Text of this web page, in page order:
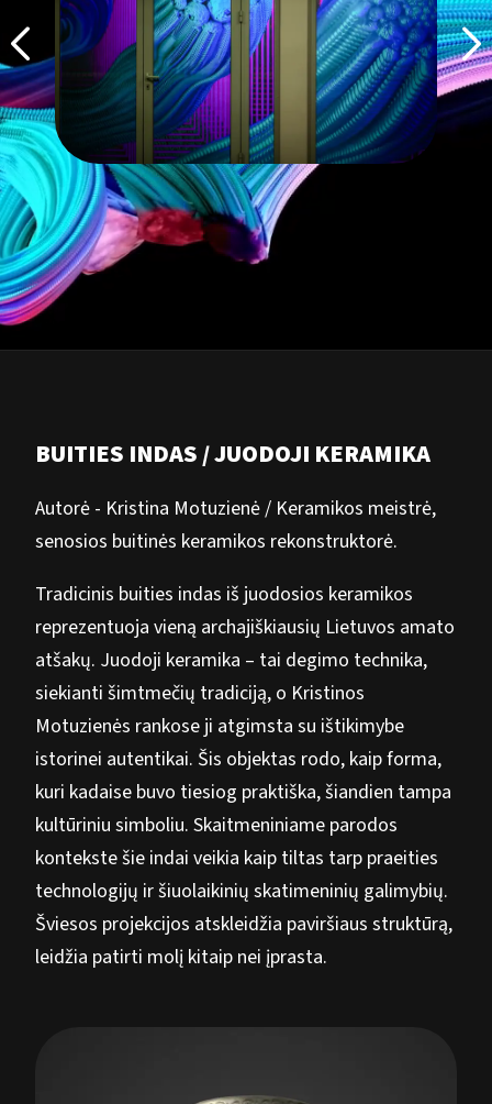
BUITIES INDAS / JUODOJI KERAMIKA
Autorė - Kristina Motuzienė / Keramikos meistrė,
senosios buitinės keramikos rekonstruktorė.
Tradicinis buities indas iš juodosios keramikos
reprezentuoja vieną archajiškiausių Lietuvos amato
atšakų. Juodoji keramika – tai degimo technika,
siekianti šimtmečių tradiciją, o Kristinos
Motuzienės rankose ji atgimsta su ištikimybe
istorinei autentikai. Šis objektas rodo, kaip forma,
kuri kadaise buvo tiesiog praktiška, šiandien tampa
kultūriniu simboliu. Skaitmeniniame parodos
kontekste šie indai veikia kaip tiltas tarp praeities
technologijų ir šiuolaikinių skatimeninių galimybių.
Šviesos projekcijos atskleidžia paviršiaus struktūrą,
leidžia patirti molį kitaip nei įprasta.